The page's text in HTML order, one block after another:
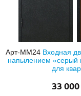
Арт-ММ24 Входная
напылением
для
33 000